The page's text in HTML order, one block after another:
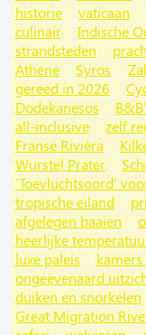
historie
vaticaan
culinair
Indische
strandsteden
Athene
Syros
gereed in 2026
Dodekanesos
all-inclusive
zelf
Franse Rivièra
Wurstel Prater
'Toevluchtsoord'
tropische eiland
afgelegen baaien
heerlijke
luxe paleis
kamers
ongeëvenaard
duiken en snorkelen
Great Migration